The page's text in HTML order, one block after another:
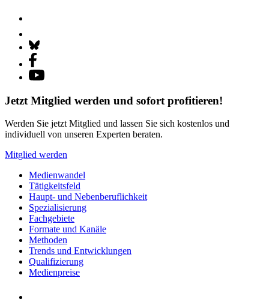
Jetzt Mitglied werden und sofort profitieren!
Werden Sie jetzt Mitglied und lassen Sie sich kostenlos und
individuell von unseren Experten beraten.
Mitglied werden
Medienwandel
Tätigkeitsfeld
Haupt- und Nebenberuflichkeit
Spezialisierung
Fachgebiete
Formate und Kanäle
Methoden
Trends und Entwicklungen
Qualifizierung
Medienpreise